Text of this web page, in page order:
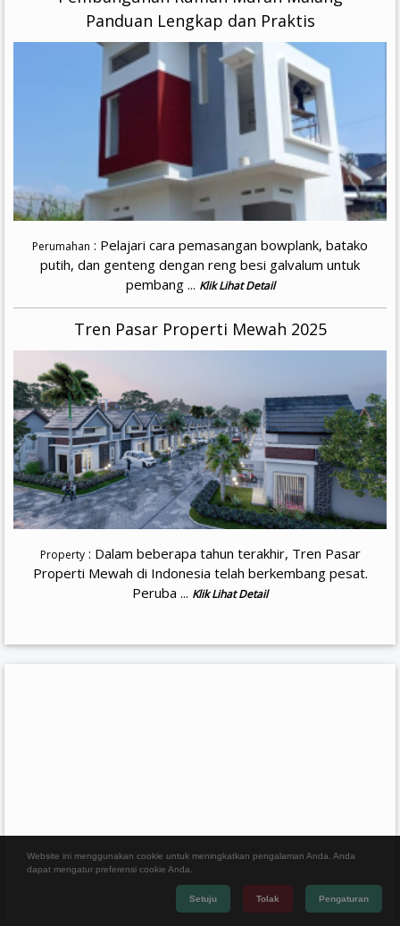
Panduan Lengkap dan Praktis
Perumahan : Pelajari cara pemasangan bowplank, batako
putih, dan genteng dengan reng besi galvalum untuk
pembang ... Klik Lihat Detail
Tren Pasar Properti Mewah 2025
Property: Dalam beberapa tahun terakhir, Tren Pasar
Properti Mewah di Indonesia telah berkembang pesat.
Peruba ... Klik Lihat Detail
Website ini menggunakan cookie untuk meningkatkan pengalaman Anda. Anda
dapat mengatur preferensi cookie Anda.
Setuju Tolak Pengaturan